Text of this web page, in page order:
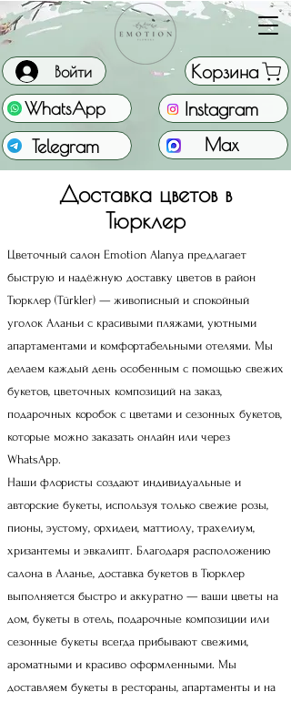
WhatsApp
Корзина
Войти
Telegram Max
Instagram
Доставка цветов в
Тюрклер
Цветочный салон Emotion Alanya предлагает
быструю и надёжную доставку цветов в район
Тюрклер (Türkler) — живописный и спокойный
уголок Аланьи с красивыми пляжами, уютными
апартаментами и комфортабельными отелями. Мы
делаем каждый день особенным с помощью свежих
букетов, цветочных композиций на заказ,
подарочных коробок с цветами и сезонных букетов,
которые можно заказать онлайн или через
WhatsApp.
Наши флористы создают индивидуальные и
авторские букеты, используя только свежие розы,
пионы, эустому, орхидеи, маттиолу, трахелиум,
хризантемы и эвкалипт. Благодаря расположению
салона в Аланье, доставка букетов в Тюрклер
выполняется быстро и аккуратно — ваши цветы на
дом, букеты в отель, подарочные композиции или
сезонные букеты всегда прибывают свежими,
ароматными и красиво оформленными. Мы
доставляем букеты в рестораны, апартаменты и на